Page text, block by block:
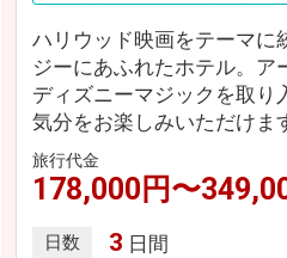
ハリウッド映画をテーマに
ジーにあふれたホテル。ア
ディズニーマジックを取り
気分をお楽しみいただけま
旅行代金
178,000円〜
日数 3 日間